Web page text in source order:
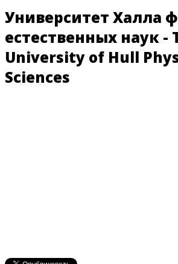
Университет Халла
естественных наук -
University of Hull
Sciences